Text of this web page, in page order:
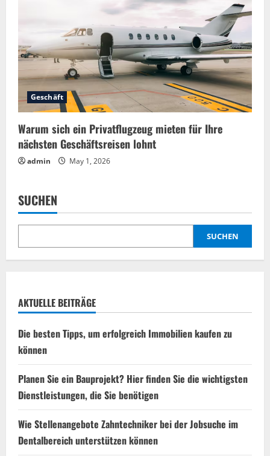
Geschäft
Warum sich ein Privatflugzeug mieten für Ihre
nächsten Geschäftsreisen lohnt
admin May 1, 2026
SUCHEN
SUCHEN
AKTUELLE BEITRÄGE
Die besten Tipps, um erfolgreich Immobilien kaufen zu
können
Planen Sie ein Bauprojekt? Hier finden Sie die wichtigsten
Dienstleistungen, die Sie benötigen
Wie Stellenangebote Zahntechniker bei der Jobsuche im
Dentalbereich unterstützen können